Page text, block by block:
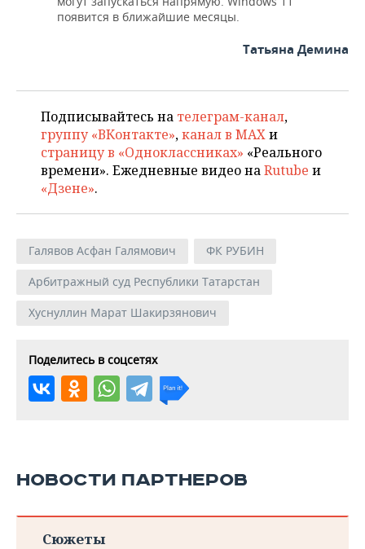
появится в ближайшие месяцы.
Татьяна Демина
Подписывайтесь на телеграм-канал,
группу «ВКонтакте»,канал в MAXи
страницу в «Одноклассниках» «Реального
времени». Ежедневные видео наRutube и
«Дзене».
Галявов Асфан Галямович
ФК РУБИН
Арбитражный суд Республики Татарстан
Хуснуллин Марат Шакирзянович
Поделитесь в соцсетях
НОВОСТИ ПАРТНЕРОВ
Сюжеты